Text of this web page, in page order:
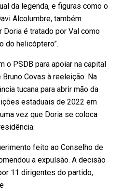
da legenda, e figuras como o
Alcolumbre, também
Doria é tratado por Val como
do helicóptero”.
o PSDB para apoiar na capital
Covas à reeleição. Na
tucana para abrir mão da
estaduais de 2022 em
vez que Doria se coloca
feito ao Conselho de
a expulsão. A decisão
11 dirigentes do partido,